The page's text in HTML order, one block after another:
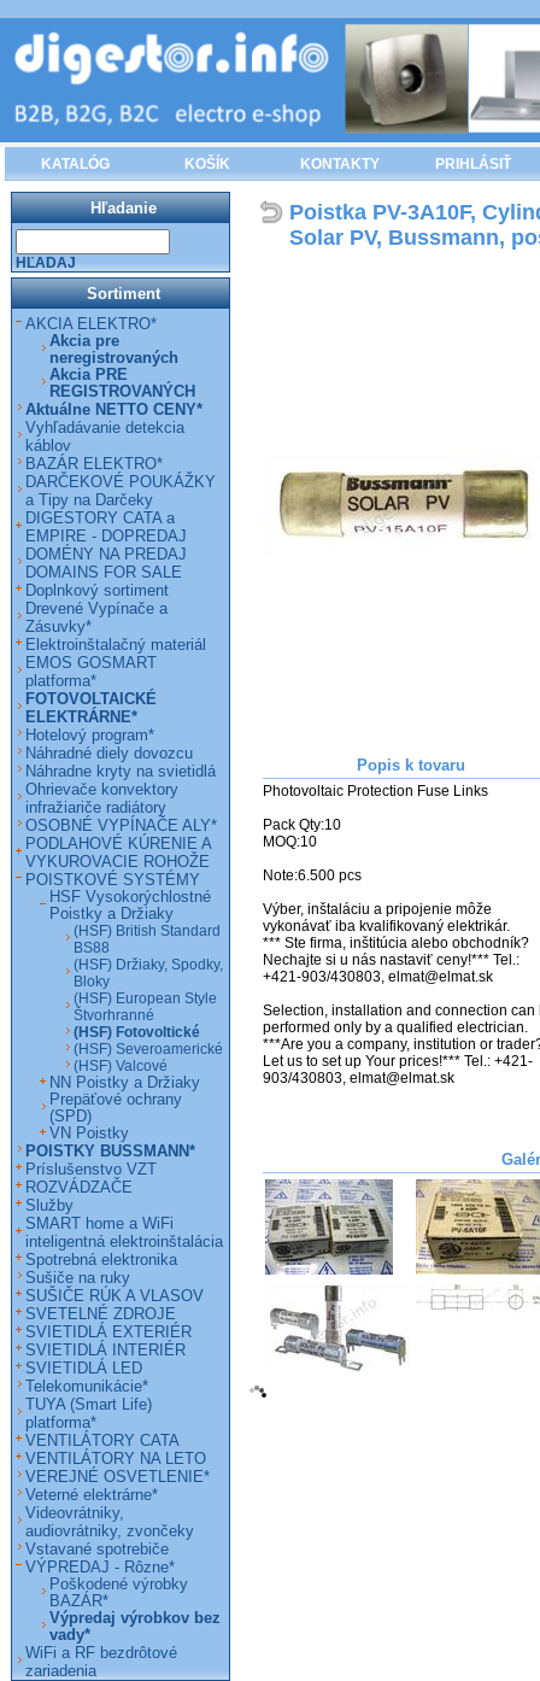
KATALÓG KOŠÍK KONTAKTY PRIHLÁSIŤ
Poistka PV-3A10F,
Solar PV, Bussmann,
Popis k tovaru
Photovoltaic Protection Fuse Links
Pack Qty:10
MOQ:10
Note:6.500 pcs
Výber, inštaláciu a pripojenie môže
vykonávať iba kvalifikovaný elektrikár.
*** Ste firma, inštitúcia alebo obchodník?
Nechajte si u nás nastaviť ceny!*** Tel.:
+421-903/430803, elmat@elmat.sk
Selection, installation and connection can
performed only by a qualified electrician.
***Are you a company, institution or
Let us to set up Your prices!*** Tel.: +421-
903/430803, elmat@elmat.sk
Hľadanie
HĽADAJ
Sortiment
AKCIA ELEKTRO*
Akcia pre
neregistrovaných
Akcia PRE
REGISTROVANÝCH
Aktuálne NETTO CENY*
Vyhľadávanie detekcia
káblov
BAZÁR ELEKTRO*
DARČEKOVÉ POUKÁŽKY
a Tipy na Darčeky
DIGESTORY CATA a
EMPIRE - DOPREDAJ
DOMÉNY NA PREDAJ
DOMAINS FOR SALE
Doplnkový sortiment
Drevené Vypínače a
Zásuvky*
Elektroinštalačný materiál
EMOS GOSMART
platforma*
FOTOVOLTAICKÉ
ELEKTRÁRNE*
Hotelový program*
Náhradné diely dovozcu
Náhradne kryty na svietidlá
Ohrievače konvektory
infražiariče radiátory
OSOBNÉ VYPÍNAČE ALY*
PODLAHOVÉ KÚRENIE A
VYKUROVACIE ROHOŽE
POISTKOVÉ SYSTÉMY
HSF Vysokorýchlostné
Poistky a Držiaky
(HSF) British Standard
BS88
(HSF) Držiaky, Spodky,
Bloky
(HSF) European Style
Štvorhranné
(HSF) Fotovoltické
(HSF) Severoamerické
(HSF) Valcové
NN Poistky a Držiaky
Prepäťové ochrany
(SPD)
VN Poistky
POISTKY BUSSMANN*
Príslušenstvo VZT
ROZVÁDZAČE
Služby
SMART home a WiFi
inteligentná elektroinštalácia
Spotrebná elektronika
Sušiče na ruky
SUŠIČE RÚK A VLASOV
SVETELNÉ ZDROJE
SVIETIDLÁ EXTERIÉR
SVIETIDLÁ INTERIÉR
SVIETIDLÁ LED
Telekomunikácie*
TUYA (Smart Life)
platforma*
VENTILÁTORY CATA
VENTILÁTORY NA LETO
VEREJNÉ OSVETLENIE*
Veterné elektrárne*
Videovrátniky,
audiovrátniky, zvončeky
Vstavané spotrebiče
VÝPREDAJ - Rôzne*
Poškodené výrobky
BAZÁR*
Výpredaj výrobkov bez
vady*
WiFi a RF bezdrôtové
zariadenia